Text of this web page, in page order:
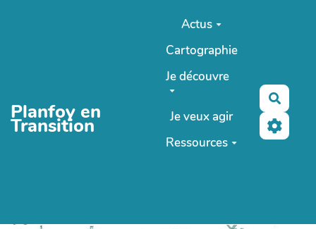
Planfoy en
Transition
Actus
Cartographie
Je découvre
Je veux agir
Ressources